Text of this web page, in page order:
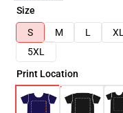
Size
S
M L XL
5XL
Print Location